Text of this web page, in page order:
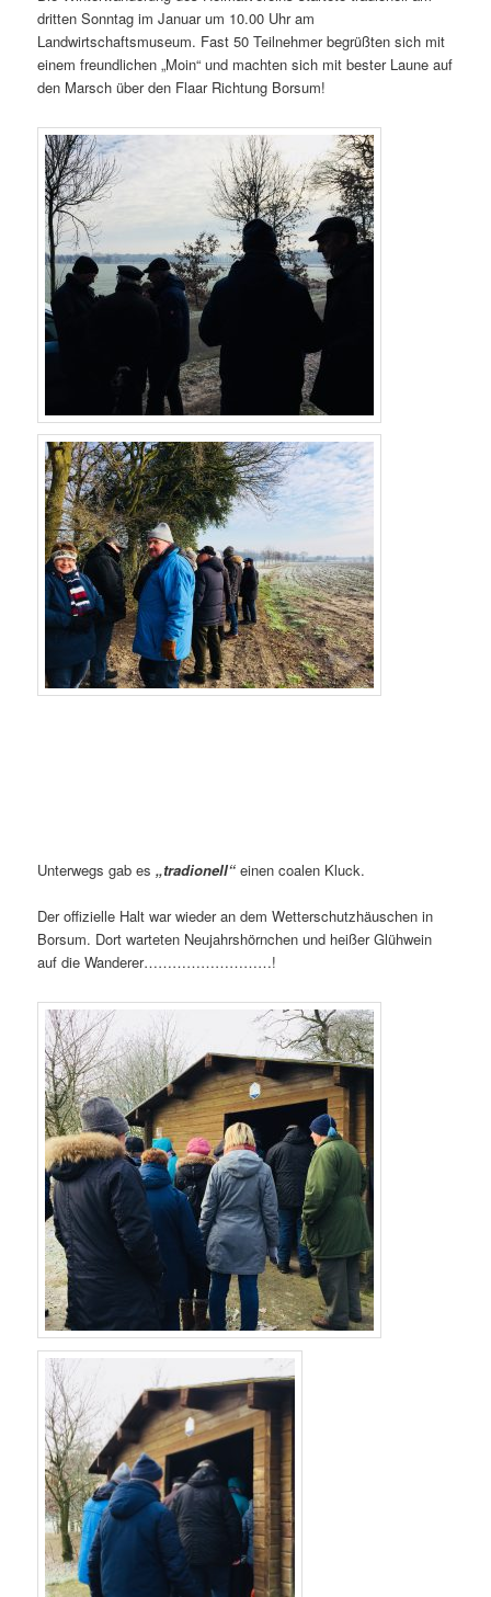
dritten Sonntag im Januar um 10.00 Uhr am
Landwirtschaftsmuseum. Fast 50 Teilnehmer begrüßten sich mit
einem freundlichen „Moin“ und machten sich mit bester Laune auf
den Marsch über den Flaar Richtung Borsum!
Unterwegs gab es„tradionell“ einen coalen Kluck.
Der offizielle Halt war wieder an dem Wetterschutzhäuschen in
Borsum. Dort warteten Neujahrshörnchen und heißer Glühwein
auf die Wanderer………………………!